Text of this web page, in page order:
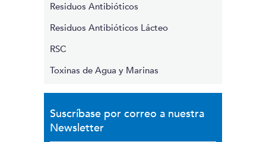
Residuos Antibióticos
Residuos Antibióticos Lácteo
RSC
Toxinas de Agua y Marinas
Suscríbase por correo a nuestra
Newsletter